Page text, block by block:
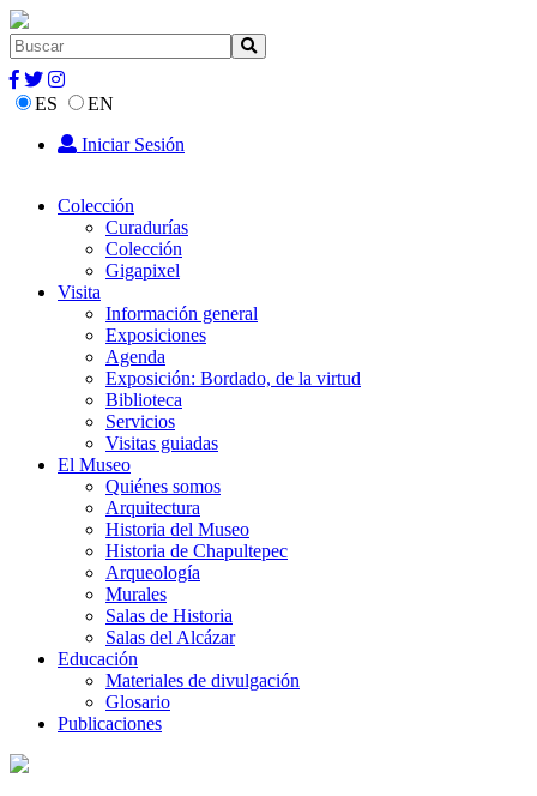
ES
EN
Iniciar Sesión
Colección
Curadurías
Colección
Gigapixel
Visita
Información general
Exposiciones
Agenda
Exposición: Bordado, de la virtud
Biblioteca
Servicios
Visitas guiadas
El Museo
Quiénes somos
Arquitectura
Historia del Museo
Historia de Chapultepec
Arqueología
Murales
Salas de Historia
Salas del Alcázar
Educación
Materiales de divulgación
Glosario
Publicaciones